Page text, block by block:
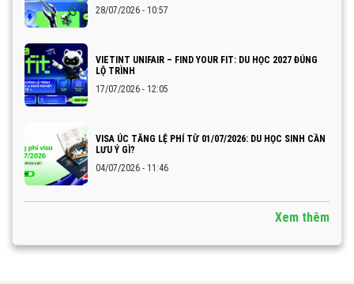
28/07/2026 - 10:57
VIETINT UNIFAIR – FIND YOUR FIT: DU HỌC 2027 ĐÚNG
LỘ TRÌNH
17/07/2026 - 12:05
VISA ÚC TĂNG LỆ PHÍ TỪ 01/07/2026: DU HỌC SINH CẦN
LƯU Ý GÌ?
04/07/2026 - 11:46
Xem thêm